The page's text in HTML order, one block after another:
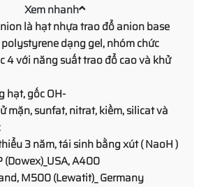
Xem nhanh
là hạt nhựa trao đổ anion base
dạng gel, nhóm chức
4 với năng suất trao đổ cao và khử
hạt, gốc OH-
mặn, sunfat, nitrat, kiềm, silicat và
3 năm, tái sinh bằng xút ( NaoH )
(Dowex)_USA, A400
M500 (Lewatit)_ Germany